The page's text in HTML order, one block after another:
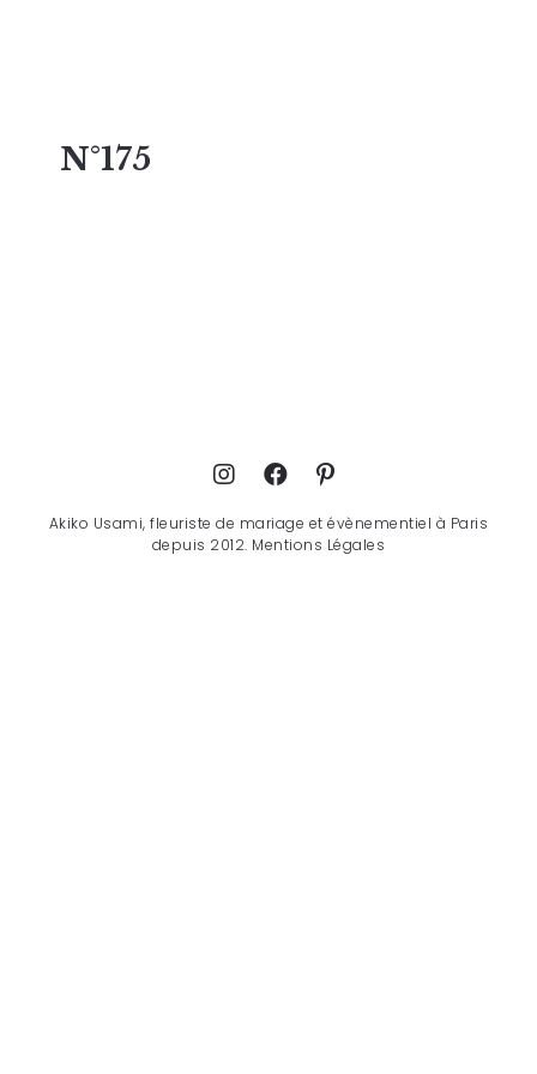
N°175
Akiko Usami, fleuriste de mariage et évènementiel à Paris
depuis 2012. Mentions Légales